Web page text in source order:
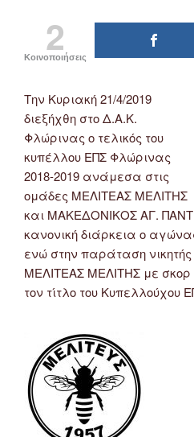
2
Κοινοποιήσεις
Την Κυριακή 21/4/2019
διεξήχθη στο Δ.Α.Κ.
Φλώρινας ο τελικός του
κυπέλλου ΕΠΣ Φλώρινας
2018-2019 ανάμεσα στις
ομάδες ΜΕΛΙΤΕΑΣ ΜΕΛΙΤΗΣ
και ΜΑΚΕΔΟΝΙΚΟΣ ΑΓ.
κανονική διάρκεια ο
ενώ στην παράταση
ΜΕΛΙΤΕΑΣ ΜΕΛΙΤΗΣ με σκορ
τον τίτλο του Κυπελλούχου